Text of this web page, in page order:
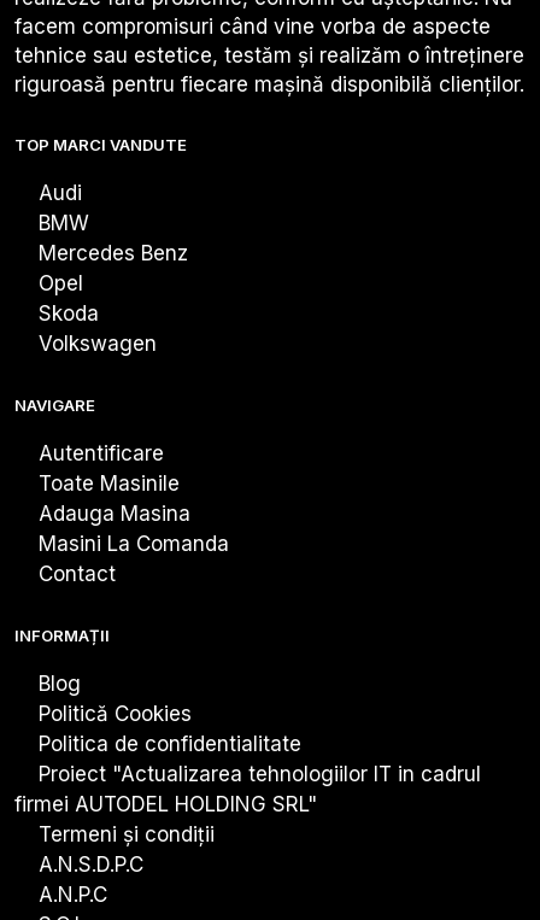
facem compromisuri când vine vorba de aspecte
tehnice sau estetice, testăm și realizăm o întreținere
riguroasă pentru fiecare mașină disponibilă clienților.
TOP MARCI VANDUTE
Audi
BMW
Mercedes Benz
Opel
Skoda
Volkswagen
NAVIGARE
Autentificare
Toate Masinile
Adauga Masina
Masini La Comanda
Contact
INFORMAȚII
Blog
Politică Cookies
Politica de confidentialitate
Proiect "Actualizarea tehnologiiIor IT in cadrul
firmei AUTODEL HOLDING SRL"
Termeni și condiții
A.N.S.D.P.C
A.N.P.C